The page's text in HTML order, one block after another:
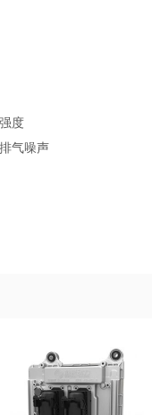
度
气噪声